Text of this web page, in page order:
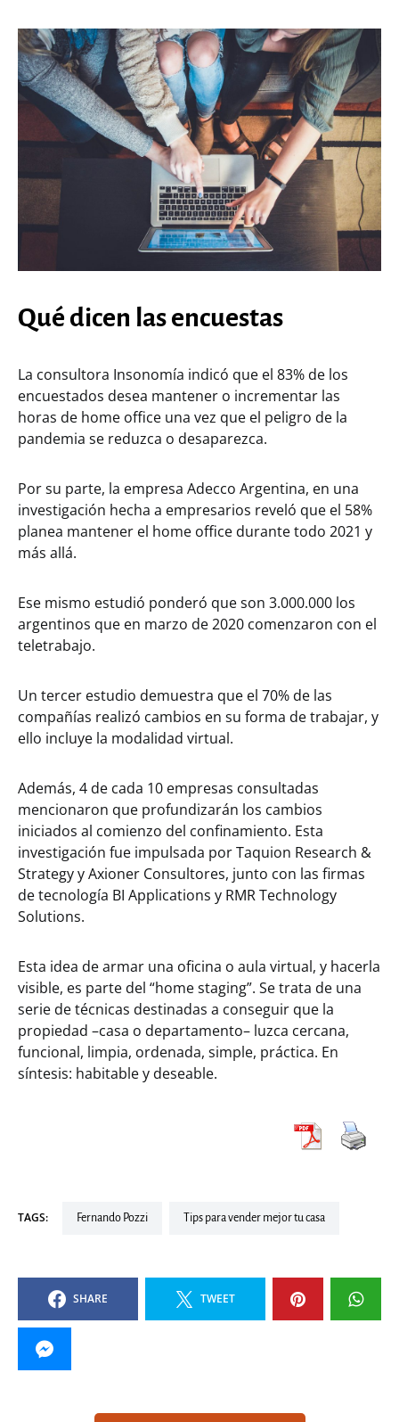
Qué dicen las encuestas
La consultora Insonomía indicó que el 83% de los
encuestados desea mantener o incrementar las
horas de home office una vez que el peligro de la
pandemia se reduzca o desaparezca.
Por su parte, la empresa Adecco Argentina, en una
investigación hecha a empresarios reveló que el 58%
planea mantener el home office durante todo 2021 y
más allá.
Ese mismo estudió ponderó que son 3.000.000 los
argentinos que en marzo de 2020 comenzaron con el
teletrabajo.
Un tercer estudio demuestra que el 70% de las
compañías realizó cambios en su forma de trabajar, y
ello incluye la modalidad virtual.
Además, 4 de cada 10 empresas consultadas
mencionaron que profundizarán los cambios
iniciados al comienzo del confinamiento. Esta
investigación fue impulsada por Taquion Research &
Strategy y Axioner Consultores, junto con las firmas
de tecnología BI Applications y RMR Technology
Solutions.
Esta idea de armar una oficina o aula virtual, y hacerla
visible, es parte del “home staging”. Se trata de una
serie de técnicas destinadas a conseguir que la
propiedad –casa o departamento– luzca cercana,
funcional, limpia, ordenada, simple, práctica. En
síntesis: habitable y deseable.
TAGS: Fernando Pozzi Tips para vender mejor tu casa
SHARE TWEET